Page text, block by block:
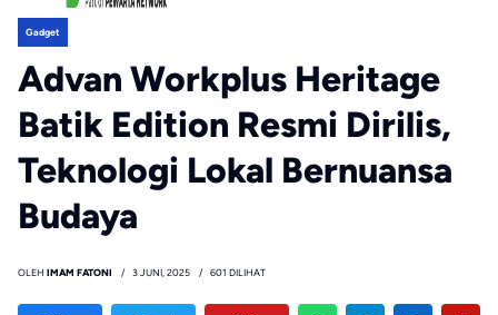
Gadget
Advan Workplus Heritage
Batik Edition Resmi Dirilis,
Teknologi Lokal Bernuansa
Budaya
OLEH IMAM FATONI 3 JUNI, 2025 601 DILIHAT